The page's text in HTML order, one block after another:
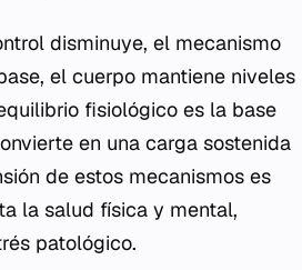
disminuye, el mecanismo
el cuerpo mantiene niveles
fisiológico es la base
en una carga sostenida
de estos mecanismos es
la salud física y mental,
patológico.